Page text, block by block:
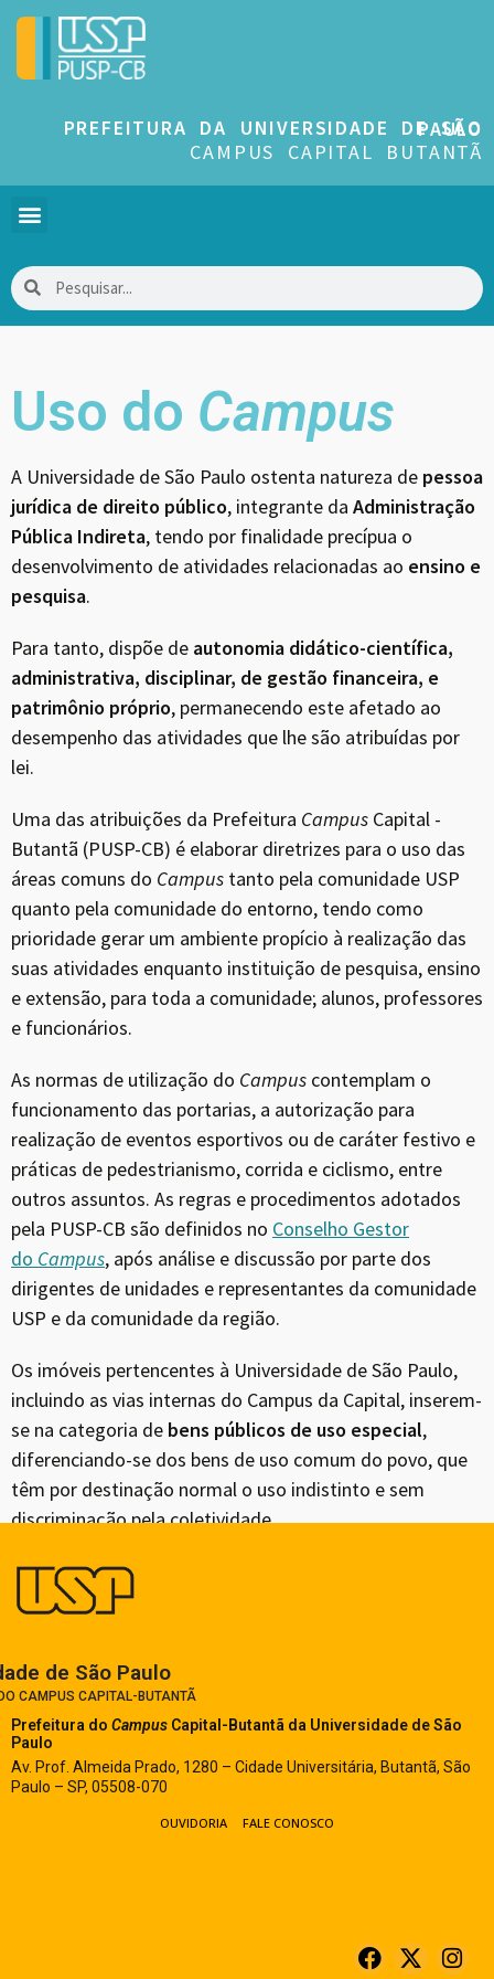
PREFEITURA DA UNIVERSIDADE DE SÃO PAULO
CAMPUS CAPITAL BUTANTÃ
Uso do Campus
A Universidade de São Paulo ostenta natureza de pessoa
jurídica de direito público, integrante da Administração
Pública Indireta, tendo por finalidade precípua o
desenvolvimento de atividades relacionadas ao ensino e
pesquisa.
Para tanto, dispõe de autonomia didático-científica,
administrativa, disciplinar, de gestão financeira, e
patrimônio próprio, permanecendo este afetado ao
desempenho das atividades que lhe são atribuídas por
lei.
Uma das atribuições da Prefeitura Campus Capital -
Butantã (PUSP-CB) é elaborar diretrizes para o uso das
áreas comuns do Campus tanto pela comunidade USP
quanto pela comunidade do entorno, tendo como
prioridade gerar um ambiente propício à realização das
suas atividades enquanto instituição de pesquisa, ensino
e extensão, para toda a comunidade; alunos, professores
e funcionários.
As normas de utilização do Campus contemplam o
funcionamento das portarias, a autorização para
realização de eventos esportivos ou de caráter festivo e
práticas de pedestrianismo, corrida e ciclismo, entre
outros assuntos. As regras e procedimentos adotados
pela PUSP-CB são definidos no Conselho Gestor
do Campus, após análise e discussão por parte dos
dirigentes de unidades e representantes da comunidade
USP e da comunidade da região.
Os imóveis pertencentes à Universidade de São Paulo,
incluindo as vias internas do Campus da Capital, inserem-
se na categoria de bens públicos de uso especial,
diferenciando-se dos bens de uso comum do povo, que
têm por destinação normal o uso indistinto e sem
discriminação pela coletividade.
de São Paulo​
CAMPUS CAPITAL-BUTANTÃ
Prefeitura do Campus Capital-Butantã da Universidade de São
Paulo
Av. Prof. Almeida Prado, 1280 – Cidade Universitária, Butantã, São
Paulo – SP, 05508-070
OUVIDORIA FALE CONOSCO